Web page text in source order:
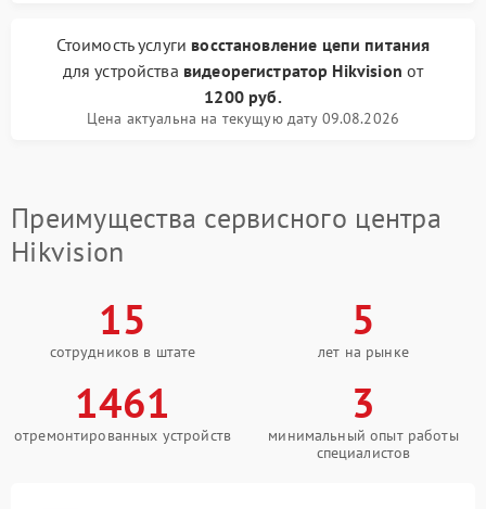
Стоимость услуги восстановление цепи питания
для устройства видеорегистратор Hikvision от
1200 руб.
Цена актуальна на текущую дату 09.08.2026
Преимущества сервисного центра
Hikvision
15
сотрудников в штате
5
лет на рынке
1461
отремонтированных устройств
3
минимальный опыт работы
специалистов